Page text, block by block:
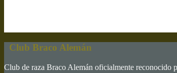
Club Braco Alemán
Club de raza Braco Alemán oficialmente reconocido